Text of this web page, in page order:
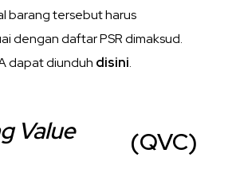
barang tersebut harus
dengan daftar PSR dimaksud.
dapat diunduh disini.
Value (QVC)